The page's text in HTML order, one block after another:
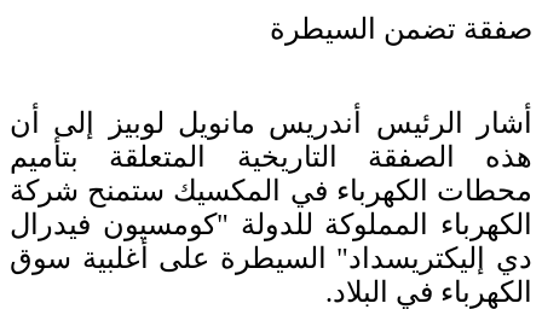
صفقة تضمن السيطرة
أشار الرئيس أندريس مانويل لوبيز إلى أن
هذه الصفقة التاريخية المتعلقة بتأميم
محطات الكهرباء في المكسيك ستمنح شركة
الكهرباء المملوكة للدولة "كومسيون فيدرال
دي إليكتريسداد" السيطرة على أغلبية سوق
الكهرباء في البلاد.